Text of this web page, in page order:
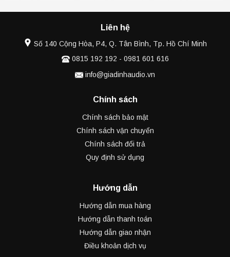
Liên hệ
Số 140 Cộng Hòa, P4, Q. Tân Bình, Tp. Hồ Chí Minh
0815 192 192 - 0981 601 616
info@giadinhaudio.vn
Chính sách
Chính sách bảo mật
Chính sách vận chuyển
Chính sách đổi trả
Quy định sử dụng
Hướng dẫn
Hướng dẫn mua hàng
Hướng dẫn thanh toán
Hướng dẫn giao nhận
Điều khoản dịch vụ